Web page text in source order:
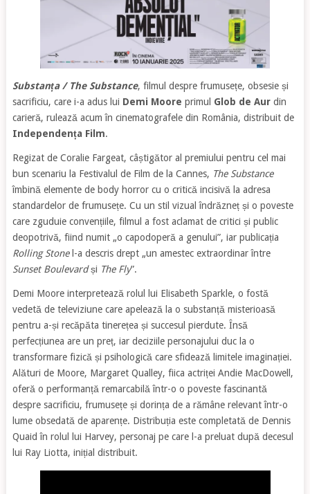
Substanța / The Substance, filmul despre frumusețe, obsesie și
sacrificiu, care i-a adus lui Demi Moore primul Glob de Aurdin
carieră, rulează acum în cinematografele din România, distribuit de
Independența Film.
Regizat de Coralie Fargeat, câștigător al premiului pentru cel mai
bun scenariu la Festivalul de Film de la Cannes, The Substance
îmbină elemente de body horror cu o critică incisivă la adresa
standardelor de frumusețe. Cu un stil vizual îndrăzneț și o poveste
care zguduie convențiile, filmul a fost aclamat de critici și public
deopotrivă, fiind numit „o capodoperă a genului”, iar publicația
Rolling Stonel-a descris drept „un amestec extraordinar între
Sunset Boulevardși The Fly”.
Demi Moore interpretează rolul lui Elisabeth Sparkle, o fostă
vedetă de televiziune care apelează la o substanță misterioasă
pentru a-și recăpăta tinerețea și succesul pierdute. Însă
perfecțiunea are un preț, iar deciziile personajului duc la o
transformare fizică și psihologică care sfidează limitele imaginației.
Alături de Moore, Margaret Qualley, fiica actriței Andie MacDowell,
oferă o performanță remarcabilă într-o o poveste fascinantă
despre sacrificiu, frumusețe și dorința de a rămâne relevant într-o
lume obsedată de aparențe. Distribuția este completată de Dennis
Quaid în rolul lui Harvey, personaj pe care l-a preluat după decesul
lui Ray Liotta, inițial distribuit.